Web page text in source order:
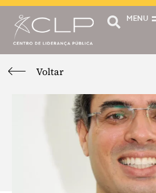
MENU
Voltar